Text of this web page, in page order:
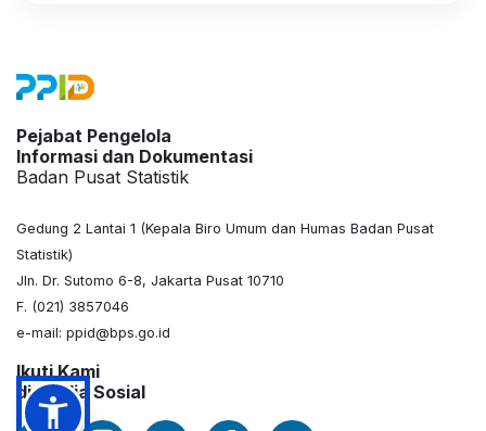
Pejabat Pengelola
Informasi dan Dokumentasi
Badan Pusat Statistik
Gedung 2 Lantai 1 (Kepala Biro Umum dan Humas Badan Pusat
Statistik)
Jln. Dr. Sutomo 6-8, Jakarta Pusat 10710
F. (021) 3857046
e-mail: ppid@bps.go.id
Ikuti Kami
di Media Sosial